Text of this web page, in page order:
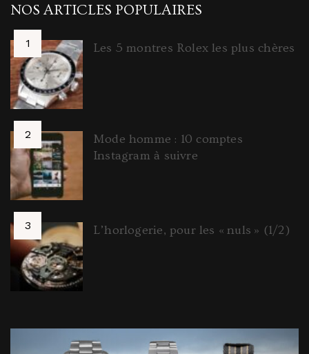
NOS ARTICLES POPULAIRES
Les 5 montres Rolex les plus chères
Mode homme : 10 comptes
Instagram à suivre
L’horlogerie, pour les « nuls » (1/2)